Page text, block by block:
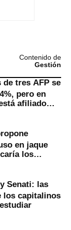
Contenido de
Gestión
de tres AFP se
pero en
afiliado
en jaque
los
Senati: las
los capitalinos